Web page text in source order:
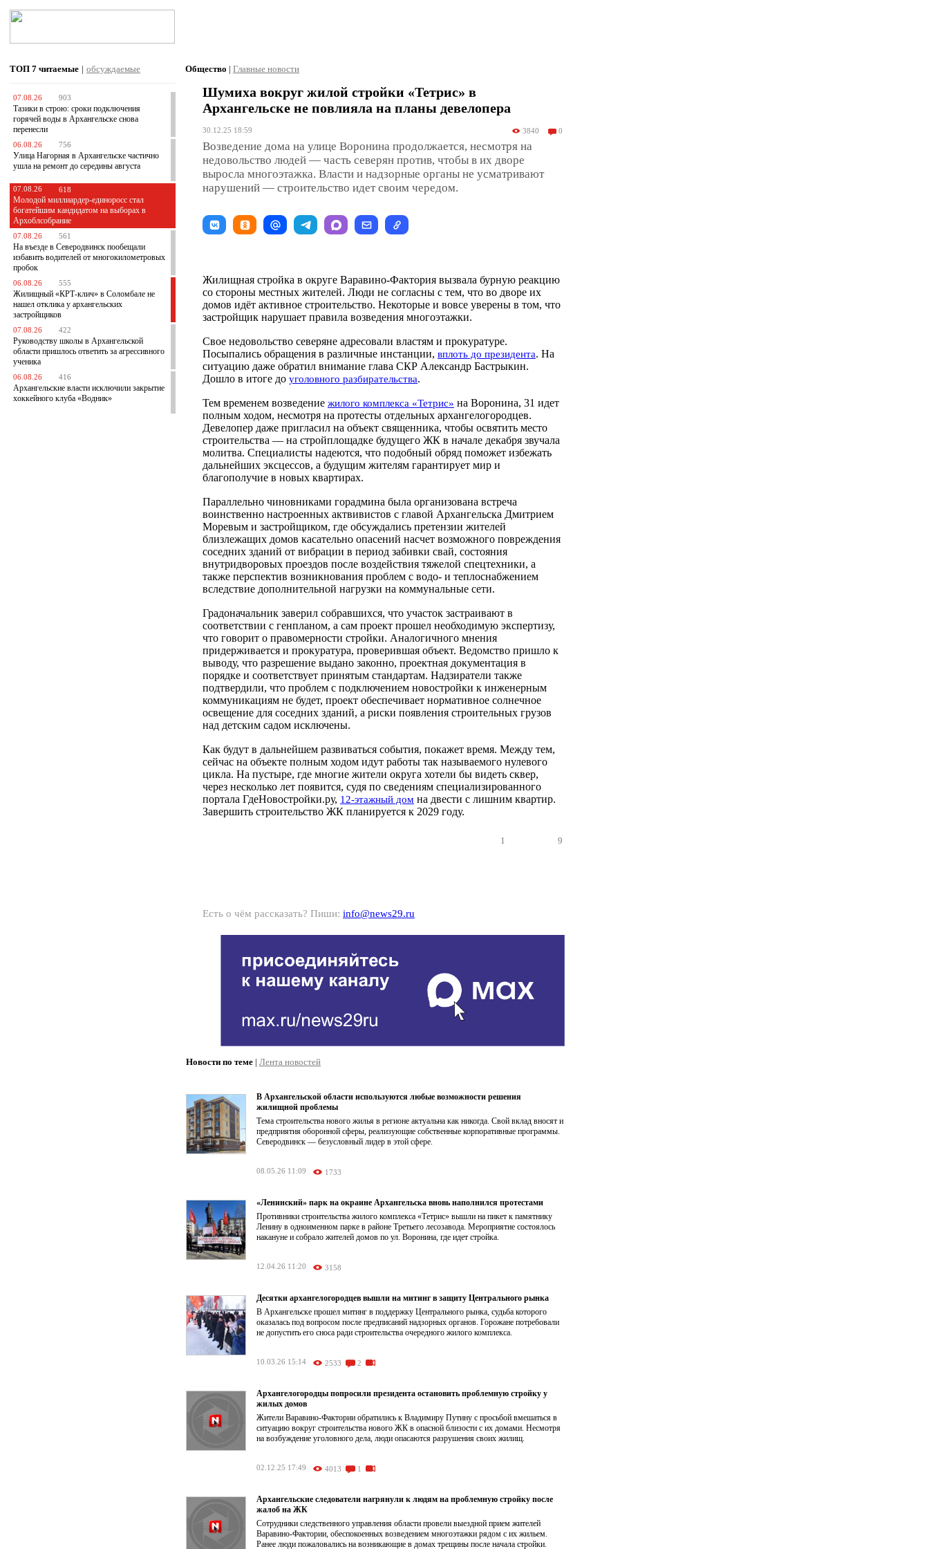
ТОП 7 читаемые | обсуждаемые
07.08.26 903
Тазики в строю: сроки подключения
горячей воды в Архангельске снова
перенесли
06.08.26 756
Улица Нагорная в Архангельске частично
ушла на ремонт до середины августа
07.08.26 618
Молодой миллиардер-единоросс стал
богатейшим кандидатом на выборах в
Архоблсобрание
07.08.26 561
На въезде в Северодвинск пообещали
избавить водителей от многокилометровых
пробок
06.08.26 555
Жилищный «КРТ-клич» в Соломбале не
нашел отклика у архангельских
застройщиков
07.08.26 422
Руководству школы в Архангельской
области пришлось ответить за агрессивного
ученика
06.08.26 416
Архангельские власти исключили закрытие
хоккейного клуба «Водник»
Общество | Главные новости
Шумиха вокруг жилой стройки «Тетрис» в
Архангельске не повлияла на планы девелопера
30.12.25 18:59 3840 0
Возведение дома на улице Воронина продолжается, несмотря на
недовольство людей — часть северян против, чтобы в их дворе
выросла многоэтажка. Власти и надзорные органы не усматривают
нарушений — строительство идет своим чередом.
Жилищная стройка в округе Варавино-Фактория вызвала бурную реакцию
со стороны местных жителей. Люди не согласны с тем, что во дворе их
домов идёт активное строительство. Некоторые и вовсе уверены в том, что
застройщик нарушает правила возведения многоэтажки.
Свое недовольство северяне адресовали властям и прокуратуре.
Посыпались обращения в различные инстанции, вплоть до президента. На
ситуацию даже обратил внимание глава СКР Александр Бастрыкин.
Дошло в итоге до уголовного разбирательства.
Тем временем возведение жилого комплекса «Тетрис» на Воронина, 31 идет
полным ходом, несмотря на протесты отдельных архангелогородцев.
Девелопер даже пригласил на объект священника, чтобы освятить место
строительства — на стройплощадке будущего ЖК в начале декабря звучала
молитва. Специалисты надеются, что подобный обряд поможет избежать
дальнейших эксцессов, а будущим жителям гарантирует мир и
благополучие в новых квартирах.
Параллельно чиновниками горадмина была организована встреча
воинственно настроенных актвивистов с главой Архангельска Дмитрием
Моревым и застройщиком, где обсуждались претензии жителей
близлежащих домов касательно опасений насчет возможного повреждения
соседних зданий от вибрации в период забивки свай, состояния
внутридворовых проездов после воздействия тяжелой спецтехники, а
также перспектив возникнования проблем с водо- и теплоснабжением
вследствие дополнительной нагрузки на коммунальные сети.
Градоначальник заверил собравшихся, что участок застраивают в
соответствии с генпланом, а сам проект прошел необходимую экспертизу,
что говорит о правомерности стройки. Аналогичного мнения
придерживается и прокуратура, проверившая объект. Ведомство пришло к
выводу, что разрешение выдано законно, проектная документация в
порядке и соответствует принятым стандартам. Надзиратели также
подтвердили, что проблем с подключением новостройки к инженерным
коммуникациям не будет, проект обеспечивает нормативное солнечное
освещение для соседних зданий, а риски появления строительных грузов
над детским садом исключены.
Как будут в дальнейшем развиваться события, покажет время. Между тем,
сейчас на объекте полным ходом идут работы так называемого нулевого
цикла. На пустыре, где многие жители округа хотели бы видеть сквер,
через несколько лет появится, судя по сведениям специализированного
портала ГдеНовостройки.ру, 12-этажный дом на двести с лишним квартир.
Завершить строительство ЖК планируется к 2029 году.
1 9
Есть о чём рассказать? Пиши: info@news29.ru
Новости по теме | Лента новостей
В Архангельской области используются любые возможности решения
жилищной проблемы
Тема строительства нового жилья в регионе актуальна как никогда. Свой вклад вносят и
предприятия оборонной сферы, реализующие собственные корпоративные программы.
Северодвинск — безусловный лидер в этой сфере.
08.05.26 11:09 1733
«Ленинский» парк на окраине Архангельска вновь наполнился протестами
Противники строительства жилого комплекса «Тетрис» вышли на пикет к памятнику
Ленину в одноименном парке в районе Третьего лесозавода. Мероприятие состоялось
накануне и собрало жителей домов по ул. Воронина, где идет стройка.
12.04.26 11:20 3158
Десятки архангелогородцев вышли на митинг в защиту Центрального рынка
В Архангельске прошел митинг в поддержку Центрального рынка, судьба которого
оказалась под вопросом после предписаний надзорных органов. Горожане потребовали
не допустить его сноса ради строительства очередного жилого комплекса.
10.03.26 15:14 2533 2
Архангелогородцы попросили президента остановить проблемную стройку у
жилых домов
Жители Варавино-Фактории обратились к Владимиру Путину с просьбой вмешаться в
ситуацию вокруг строительства нового ЖК в опасной близости с их домами. Несмотря
на возбуждение уголовного дела, люди опасаются разрушения своих жилищ.
02.12.25 17:49 4013 1
Архангельские следователи нагрянули к людям на проблемную стройку после
жалоб на ЖК
Сотрудники следственного управления области провели выездной прием жителей
Варавино-Фактории, обеспокоенных возведением многоэтажки рядом с их жильем.
Ранее люди пожаловались на возникающие в домах трещины после начала стройки.